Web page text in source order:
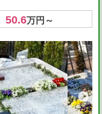
50.6万円～